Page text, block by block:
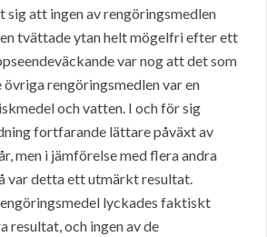
sig att ingen av rengöringsmedlen
tvättade ytan helt mögelfri efter ett
var nog att det som
övriga rengöringsmedlen var en
och vatten. I och för sig
fortfarande lättare påväxt av
men i jämförelse med flera andra
var detta ett utmärkt resultat.
lyckades faktiskt
resultat, och ingen av de